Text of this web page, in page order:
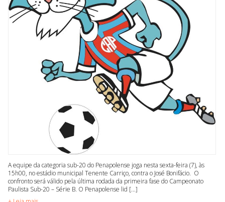
A equipe da categoria sub-20 do Penapolense joga nesta sexta-feira (7), às
15h00, no estádio municipal Tenente Carriço, contra o José Bonifácio. O
confronto será válido pela última rodada da primeira fase do Campeonato
Paulista Sub-20 – Série B. O Penapolense lid [...]